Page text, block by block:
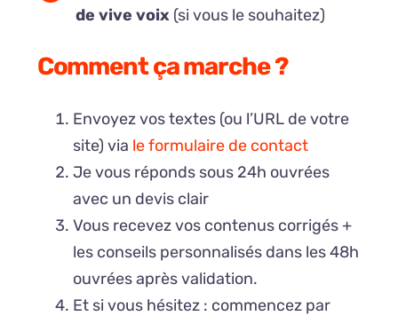
de vive voix(si vous le souhaitez)
Comment ça marche ?
Envoyez vos textes (ou l’URL de votre
site) via le formulaire de contact
Je vous réponds sous 24h ouvrées
avec un devis clair
Vous recevez vos contenus corrigés +
les conseils personnalisés dans les 48h
ouvrées après validation.
Et si vous hésitez : commencez par